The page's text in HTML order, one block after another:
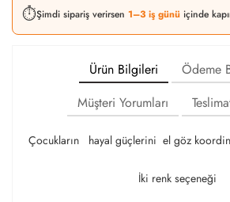
⏱️Şimdi sipariş verirsen 1–3 iş günü içinde
Ürün Bilgileri
Ödeme
Müşteri Yorumları
Çocukların hayal güçlerini el göz
İki renk seçeneği